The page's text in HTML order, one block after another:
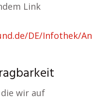
Link
DE/Infothek/
die wir auf